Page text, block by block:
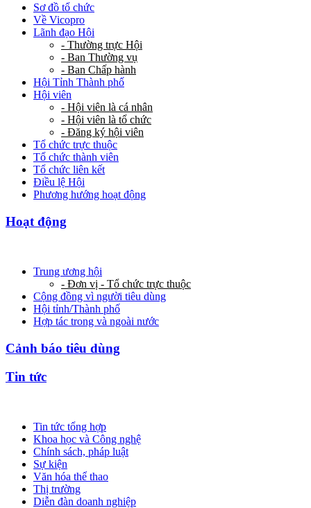
Sơ đồ tổ chức
Về Vicopro
Lãnh đạo Hội
- Thường trực Hội
- Ban Thường vụ
- Ban Chấp hành
Hội Tỉnh Thành phố
Hội viên
- Hội viên là cá nhân
- Hội viên là tổ chức
- Đăng ký hội viên
Tổ chức trực thuộc
Tổ chức thành viên
Tổ chức liên kết
Điều lệ Hội
Phương hướng hoạt động
Hoạt động
Trung ương hội
- Đơn vị - Tổ chức trực thuộc
Cộng đồng vì người tiêu dùng
Hội tỉnh/Thành phố
Hợp tác trong và ngoài nước
Cảnh báo tiêu dùng
Tin tức
Tin tức tổng hợp
Khoa học và Công nghệ
Chính sách, pháp luật
Sự kiện
Văn hóa thể thao
Thị trường
Diễn đàn doanh nghiệp